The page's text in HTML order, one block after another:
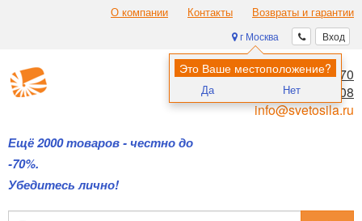
О компании Контакты Возвраты и гарантии
Вход
г Москва
Это Ваше местоположение?
Да Нет
Ещё 2000 товаров - честно до
-70%.
Убедитесь лично!
8 (495) 970-00-70
8 (800) 700-11-08
info@svetosila.ru